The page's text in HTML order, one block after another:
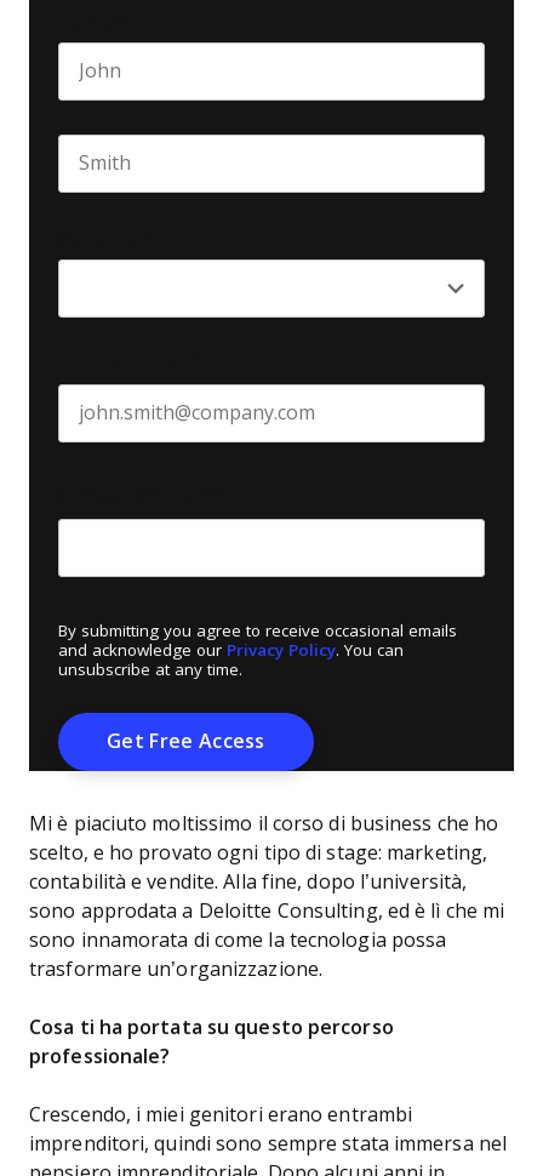
By submitting you agree to receive occasional emails
and acknowledge our Privacy Policy. You can
unsubscribe at any time.
Mi è piaciuto moltissimo il corso di business che ho
scelto, e ho provato ogni tipo di stage: marketing,
contabilità e vendite. Alla fine, dopo l’università,
sono approdata a Deloitte Consulting, ed è lì che mi
sono innamorata di come la tecnologia possa
trasformare un’organizzazione.
Cosa ti ha portata su questo percorso
professionale?
Crescendo, i miei genitori erano entrambi
imprenditori, quindi sono sempre stata immersa nel